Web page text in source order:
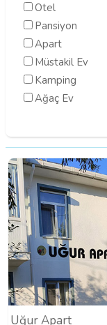
Otel
Pansiyon
Apart
Müstakil Ev
Kamping
Ağaç Ev
Uğur Apart